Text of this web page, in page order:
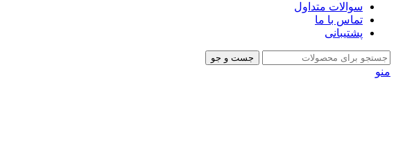
سوالات متداول
تماس با ما
پشتیبانی
جست و جو
منو